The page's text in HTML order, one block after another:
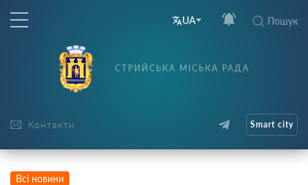
UA Пошук
Контакти
СТРИЙСЬКА МІСЬКА РАДА
Smart city
Всі новини